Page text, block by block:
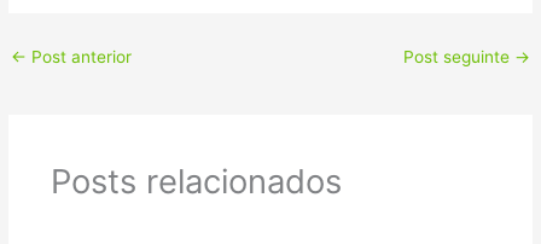
← Post anterior Post seguinte →
Posts relacionados